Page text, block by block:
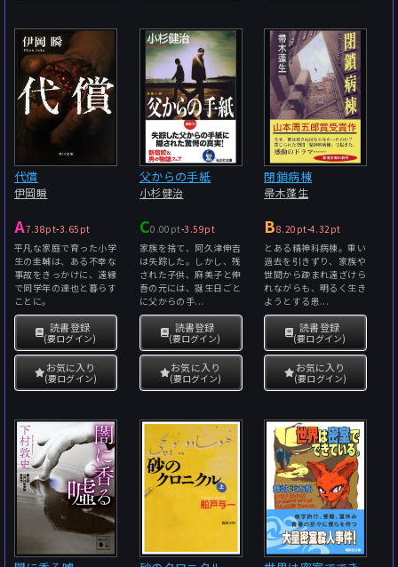
代償
伊岡瞬
A7.38pt-3.65pt
平凡な家庭で育った小学
生の圭輔は、ある不幸な
事故をきっかけに、遠縁
で同学年の達也と暮らす
ことに。
読書登録
(要ログイン)
お気に入り
(要ログイン)
父からの手紙
小杉健治
C0.00pt-3.59pt
家族を捨て、阿久津伸吉
は失踪した。しかし、残
された子供、麻美子と伸
吾の元には、誕生日ごと
に父からの手...
読書登録
(要ログイン)
お気に入り
(要ログイン)
閉鎖病棟
帚木蓬生
B8.20pt-4.32pt
とある精神科病棟。重い
過去を引きずり、家族や
世間から疎まれ遠ざけら
れながらも、明るく生き
ようとする患...
読書登録
(要ログイン)
お気に入り
(要ログイン)